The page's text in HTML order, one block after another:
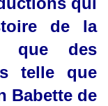
de la
que des
telle que
Babette de